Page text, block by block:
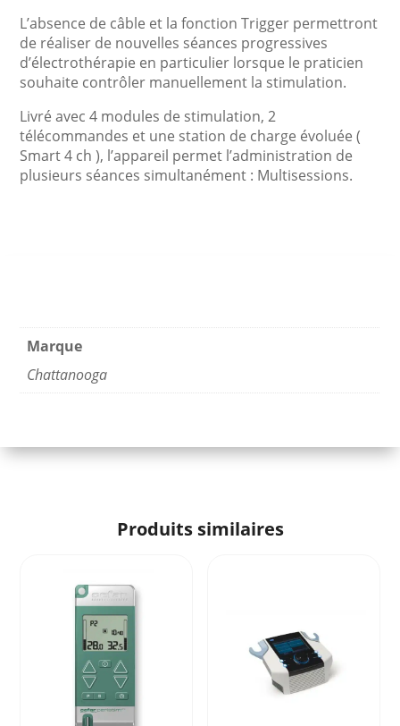
L’absence de câble et la fonction Trigger permettront
de réaliser de nouvelles séances progressives
d’électrothérapie en particulier lorsque le praticien
souhaite contrôler manuellement la stimulation.
Livré avec 4 modules de stimulation, 2
télécommandes et une station de charge évoluée (
Smart 4 ch ), l’appareil permet l’administration de
plusieurs séances simultanément : Multisessions.
Marque
Chattanooga
Produits similaires